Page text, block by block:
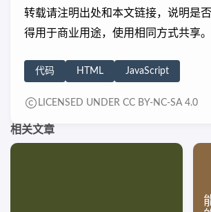
转载请注明出处和本文链接，说明是
得用于商业用途，使用相同方式共享。
代码 HTML JavaScript
LICENSED UNDER CC BY-NC-SA 4.0
相关文章